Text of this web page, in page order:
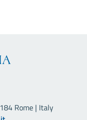
Rome | Italy